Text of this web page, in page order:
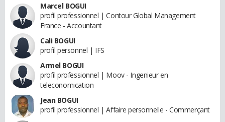
Marcel BOGUI
profil professionnel | Contour Global Management
France - Accountant
Cali BOGUI
profil personnel | IFS
Armel BOGUI
profil professionnel | Moov - Ingenieur en
teleconomication
Jean BOGUI
profil professionnel | Affaire personnelle - Commerçant